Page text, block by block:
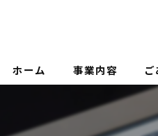
ホーム 事業内容